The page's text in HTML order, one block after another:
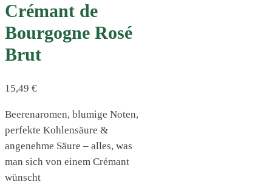
Crémant de
Bourgogne Rosé
Brut
15,49 €
Beerenaromen, blumige Noten,
perfekte Kohlensäure &
angenehme Säure – alles, was
man sich von einem Crémant
wünscht